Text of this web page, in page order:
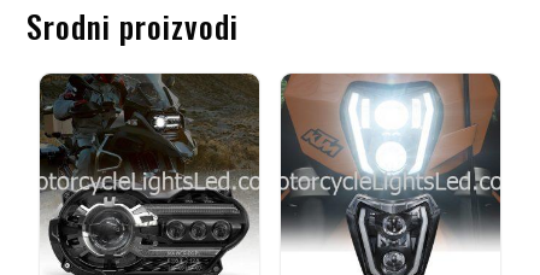
Srodni proizvodi